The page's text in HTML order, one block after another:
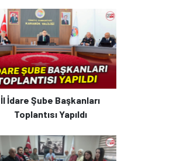
İl İdare Şube Başkanları
Toplantısı Yapıldı